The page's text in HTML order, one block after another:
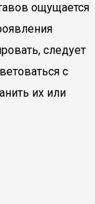
ощущается
следует
с
их или